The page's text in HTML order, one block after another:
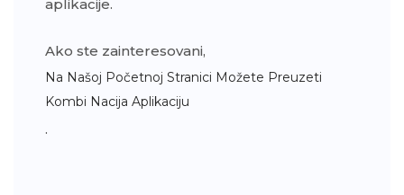
aplikacije.
Ako ste zainteresovani,
Na Našoj Početnoj Stranici Možete Preuzeti
Kombi Nacija Aplikaciju
.